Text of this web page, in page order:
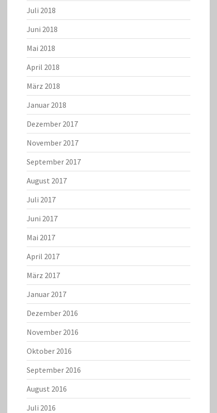
Juli 2018
Juni 2018
Mai 2018
April 2018
März 2018
Januar 2018
Dezember 2017
November 2017
September 2017
August 2017
Juli 2017
Juni 2017
Mai 2017
April 2017
März 2017
Januar 2017
Dezember 2016
November 2016
Oktober 2016
September 2016
August 2016
Juli 2016